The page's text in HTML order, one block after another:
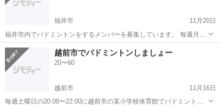
福井市
11月20日
福井市内でバドミントンをするメンバーを募集しています。 毎週月曜
水曜金曜日に19時ー21時で市内体育館で練習と、木曜日にも同時間で
練習しています。ルールがわかられる経験者の方お待ちしています！
福井 バドミントン 体育館
越前市でバドミントンしましょー
20〜60
越前市
11月16日
毎週土曜日の20:00〜22:00に越前市の某小学校体育館でバドミントン